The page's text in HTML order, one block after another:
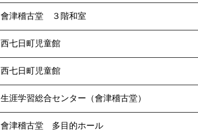
會津稽古堂 ３階和室
西七日町児童館
西七日町児童館
生涯学習総合センター（會津稽古堂）
會津稽古堂 多目的ホール